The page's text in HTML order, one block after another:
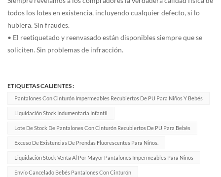
todos los lotes en existencia, incluyendo cualquier defecto, si lo
hubiera. Sin fraudes.
• El reetiquetado y reenvasado están disponibles siempre que se
soliciten. Sin problemas de infracción.
ETIQUETAS CALIENTES :
Pantalones Con Cinturón Impermeables Recubiertos De PU Para Niños Y Bebés
Liquidación Stock Indumentaria Infantil
Lote De Stock De Pantalones Con Cinturón Recubiertos De PU Para Bebés
Exceso De Existencias De Prendas Fluorescentes Para Niños.
Liquidación Stock Venta Al Por Mayor Pantalones Impermeables Para Niños
Envío Cancelado Bebés Pantalones Con Cinturón